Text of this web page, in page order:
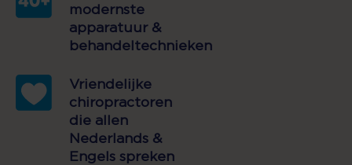
modernste
apparatuur &
behandeltechnieken
Vriendelijke
chiropractoren
die allen
Nederlands &
Engels spreken